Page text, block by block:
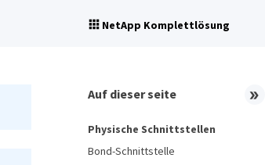
NetApp Komplettlösung
Auf dieser seite
Physische Schnittstellen
Bond-Schnittstelle